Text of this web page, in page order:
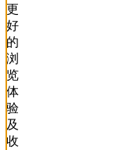
更
好
的
浏
览
体
验
及
收